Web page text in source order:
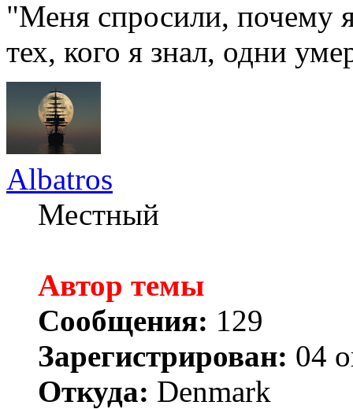
"Меня спросили, почему
тех, кого я знал, одни
Albatros
Местный
Автор темы
Сообщения: 129
Зарегистрирован: 04
Откуда: Denmark